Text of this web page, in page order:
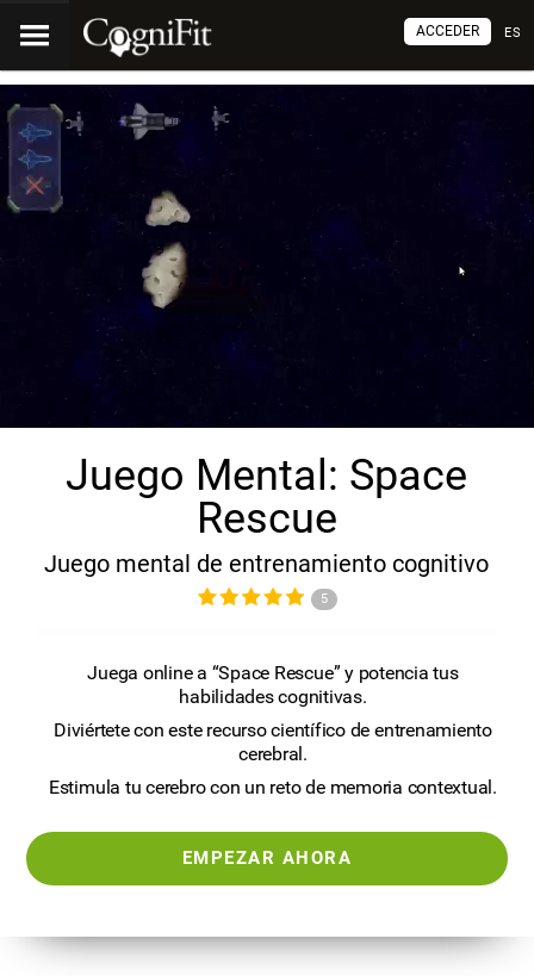
ES
ACCEDER
Juego Mental: Space
Rescue
Juego mental de entrenamiento cognitivo
5
Juega online a “Space Rescue” y potencia tus
habilidades cognitivas.
Diviértete con este recurso científico de entrenamiento
cerebral.
Estimula tu cerebro con un reto de memoria contextual.
EMPEZAR AHORA